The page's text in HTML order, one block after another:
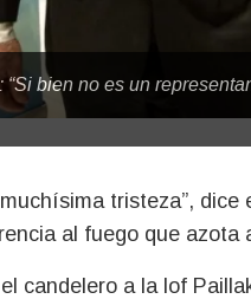
bien no es un
al fuego que azota
candelero a la lof